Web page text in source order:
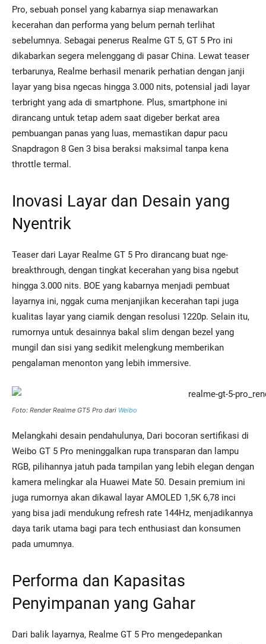
Pro, sebuah ponsel yang kabarnya siap menawarkan
kecerahan dan performa yang belum pernah terlihat
sebelumnya. Sebagai penerus Realme GT 5, GT 5 Pro ini
dikabarkan segera melenggang di pasar China. Lewat teaser
terbarunya, Realme berhasil menarik perhatian dengan janji
layar yang bisa ngecas hingga 3.000 nits, potensial jadi layar
terbright yang ada di smartphone. Plus, smartphone ini
dirancang untuk tetap adem saat digeber berkat area
pembuangan panas yang luas, memastikan dapur pacu
Snapdragon 8 Gen 3 bisa beraksi maksimal tanpa kena
throttle termal.
Inovasi Layar dan Desain yang
Nyentrik
Teaser dari Layar Realme GT 5 Pro dirancang buat nge-
breakthrough, dengan tingkat kecerahan yang bisa ngebut
hingga 3.000 nits. BOE yang kabarnya menjadi pembuat
layarnya ini, nggak cuma menjanjikan kecerahan tapi juga
kualitas layar yang ciamik dengan resolusi 1220p. Selain itu,
rumornya untuk desainnya bakal slim dengan bezel yang
mungil dan sisi yang sedikit melengkung memberikan
pengalaman menonton yang lebih immersive.
Foto: Render Realme GT5 Pro dari Weibo
Melangkahi desain pendahulunya, Dari bocoran sertifikasi di
Weibo GT 5 Pro meninggalkan rupa transparan dan lampu
RGB, pilihannya jatuh pada tampilan yang lebih elegan dengan
kamera melingkar ala Huawei Mate 50. Desain premium ini
juga rumornya akan dikawal layar AMOLED 1,5K 6,78 inci
yang bisa jadi mendukung refresh rate 144Hz, menjadikannya
daya tarik utama bagi para tech enthusiast dan konsumen
pada umumnya.
Performa dan Kapasitas
Penyimpanan yang Gahar
Dari balik layarnya, Realme GT 5 Pro mengedepankan